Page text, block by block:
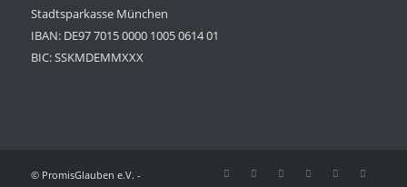
Stadtsparkasse München
IBAN: DE97 7015 0000 1005 0614 01
BIC: SSKMDEMMXXX
© PromisGlauben e.V. -